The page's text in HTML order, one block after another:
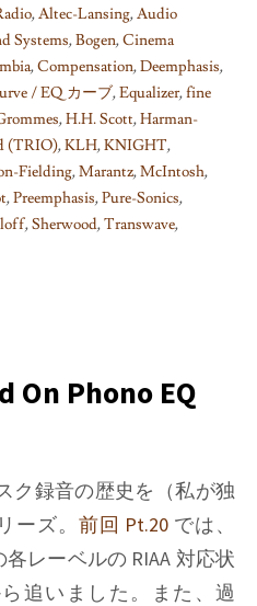
,Altec-Lansing,Audio
Systems,Bogen,Cinema
,Compensation,Deemphasis,
/ EQ カーブ,Equalizer,fine
,H.H. Scott,Harman-
(TRIO),KLH,KNIGHT,
Fielding,Marantz,McIntosh,
,Preemphasis,Pure-Sonics,
,Sherwood,Transwave,
On Phono EQ
ク録音の歴史を（私が独
ーズ。 前回 Pt.20 では、
レーベルの RIAA 対応状
追いました。また、過